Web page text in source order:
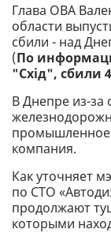
Глава ОВА
области
сбили - над
(По
"Схід", сбили
В Днепре из-за
промышленное
компания.
Как уточняет
по СТО
продолжают
которыми